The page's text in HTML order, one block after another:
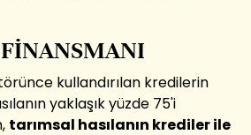
kullandırılan kredilerin
yaklaşık yüzde 75'i
tarımsal hasılanın krediler ile